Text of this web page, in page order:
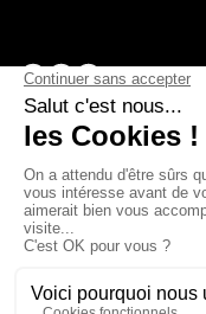
Page Facebook de
Page Instagram
Page Linkedin
Bâtiment-Durable-
Esquisses-1
MP-1